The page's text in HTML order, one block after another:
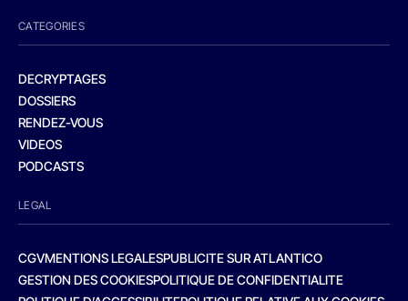
CATEGORIES
DECRYPTAGES
DOSSIERS
RENDEZ-VOUS
VIDEOS
PODCASTS
LEGAL
CGVMENTIONS LEGALESPUBLICITE SUR ATLANTICO
GESTION DES COOKIESPOLITIQUE DE CONFIDENTIALITE